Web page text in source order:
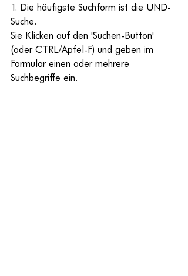
1. Die häufigste Suchform ist die UND-
Suche.
Sie Klicken auf den 'Suchen-Button'
(oder CTRL/Apfel-F) und geben im
Formular einen oder mehrere
Suchbegriffe ein.